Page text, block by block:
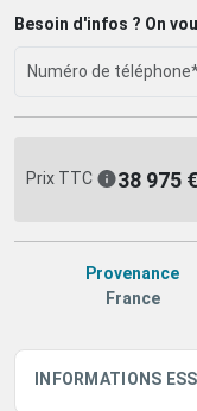
Besoin d'infos ? On
Prix TTC 38 975 €
Provenance
France
INFORMATIONS